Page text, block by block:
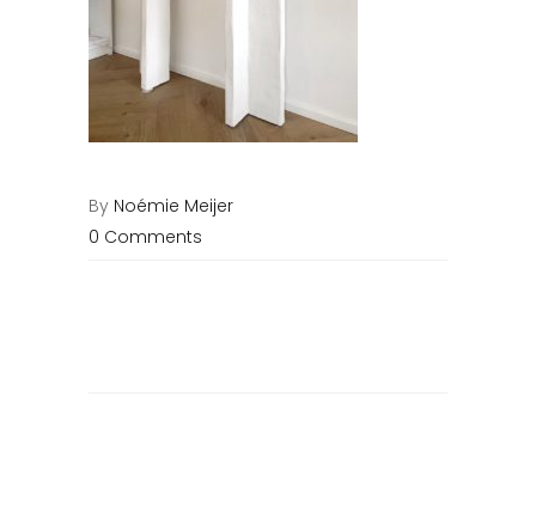
By Noémie Meijer
0 Comments